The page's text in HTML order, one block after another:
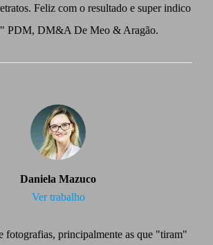
Feliz com o resultado e super indico
PDM, DM&A De Meo & Aragão.
fotografias, principalmente as que "tiram"
Daniela Mazuco
Ver trabalho